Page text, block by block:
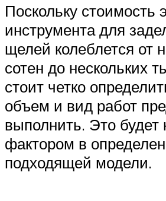
Поскольку стоимость
инструмента для
щелей колеблется от
сотен до нескольких
стоит четко
объем и вид работ
выполнить. Это
фактором в
подходящей модели.